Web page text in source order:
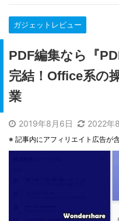
ガジェットレビュー
PDF編集なら『
完結！Office系の
業
2019年8月6日 2022年
※ 記事内にアフィリエイト広告が